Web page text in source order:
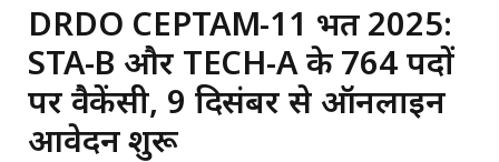
DRDO CEPTAM-11 भर्ती 2025:
STA-B और TECH-A के 764 पदों
पर वैकेंसी, 9 दिसंबर से ऑनलाइन
आवेदन शुरू